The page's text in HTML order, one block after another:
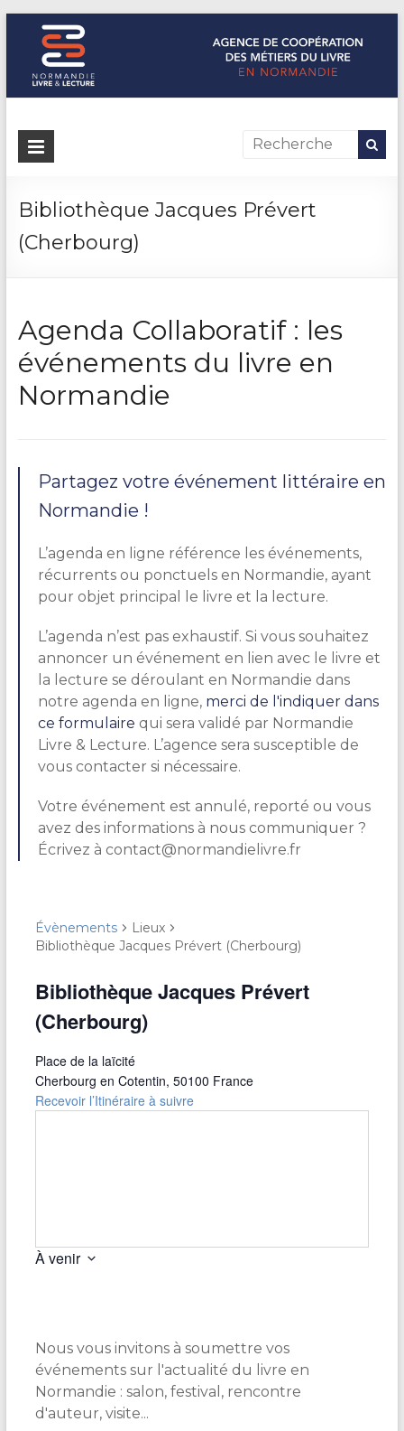
Normandie Livre & Lecture
L'agence de coopération des métiers du livre en Normandie
Bibliothèque Jacques Prévert
(Cherbourg)
Agenda Collaboratif : les
événements du livre en
Normandie
Partagez votre événement littéraire en
Normandie !
L’agenda en ligne référence les événements,
récurrents ou ponctuels en Normandie, ayant
pour objet principal le livre et la lecture.
L’agenda n’est pas exhaustif. Si vous souhaitez
annoncer un événement en lien avec le livre et
la lecture se déroulant en Normandie dans
notre agenda en ligne, merci de l'indiquer dans
ce formulaire qui sera validé par Normandie
Livre & Lecture. L’agence sera susceptible de
vous contacter si nécessaire.
Votre événement est annulé, reporté ou vous
avez des informations à nous communiquer ?
Écrivez à contact@normandielivre.fr
Évènements
Lieux
Bibliothèque Jacques Prévert (Cherbourg)
Bibliothèque Jacques Prévert
(Cherbourg)
Place de la laïcité
Cherbourg en Cotentin, 50100 France
Recevoir l’Itinéraire à suivre
À venir
c
t
i
o
n
Nous vous invitons à soumettre vos
événements sur l'actualité du livre en
Normandie : salon, festival, rencontre
d'auteur, visite...